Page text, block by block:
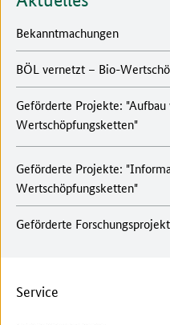
Bekanntmachungen
BÖL vernetzt – Bio-
Geförderte Projekte:
Wertschöpfungsketten"
Geförderte Projekte:
Wertschöpfungsketten"
Geförderte
Service